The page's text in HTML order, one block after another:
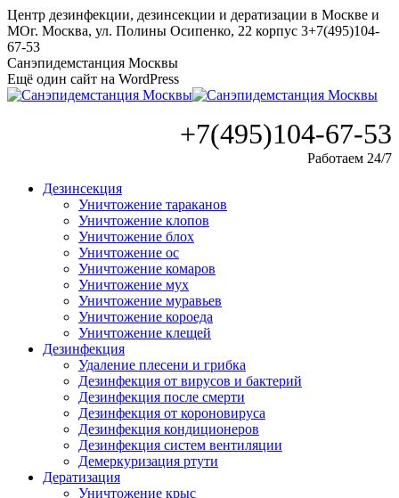
Перейти
к
содержанию
Центр дезинфекции, дезинсекции и дератизации в Москве и
МОг. Москва, ул. Полины Осипенко, 22 корпус 3+7(495)104-
67-53
Санэпидемстанция Москвы
Ещё один сайт на WordPress
+7(495)104-67-53
Работаем 24/7
Дезинсекция
Уничтожение тараканов
Уничтожение клопов
Уничтожение блох
Уничтожение ос
Уничтожение комаров
Уничтожение мух
Уничтожение муравьев
Уничтожение короеда
Уничтожение клещей
Дезинфекция
Удаление плесени и грибка
Дезинфекция от вирусов и бактерий
Дезинфекция после смерти
Дезинфекция от короновируса
Дезинфекция кондиционеров
Дезинфекция систем вентиляции
Демеркуризация ртути
Дератизация
Уничтожение крыс